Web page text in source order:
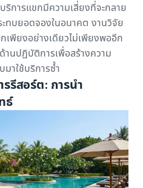
การแขกมีความเสี่ยงที่จะกลาย
ทบยอดจองในอนาคต งานวิจัย
เพียงอย่างเดียวไม่เพียงพออีก
านปฏิบัติการเพื่อสร้างความ
มาใช้บริการซ้ำ
รีสอร์ต: การนำ
ธ์